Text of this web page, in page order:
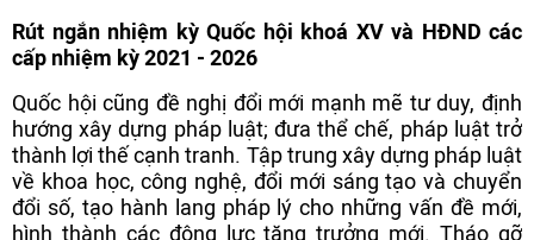
Rút ngắn nhiệm kỳ Quốc hội khoá XV và HĐND các
cấp nhiệm kỳ 2021 - 2026
Quốc hội cũng đề nghị đổi mới mạnh mẽ tư duy, định
hướng xây dựng pháp luật; đưa thể chế, pháp luật trở
thành lợi thế cạnh tranh. Tập trung xây dựng pháp luật
về khoa học, công nghệ, đổi mới sáng tạo và chuyển
đổi số, tạo hành lang pháp lý cho những vấn đề mới,
hình thành các động lực tăng trưởng mới. Tháo gỡ